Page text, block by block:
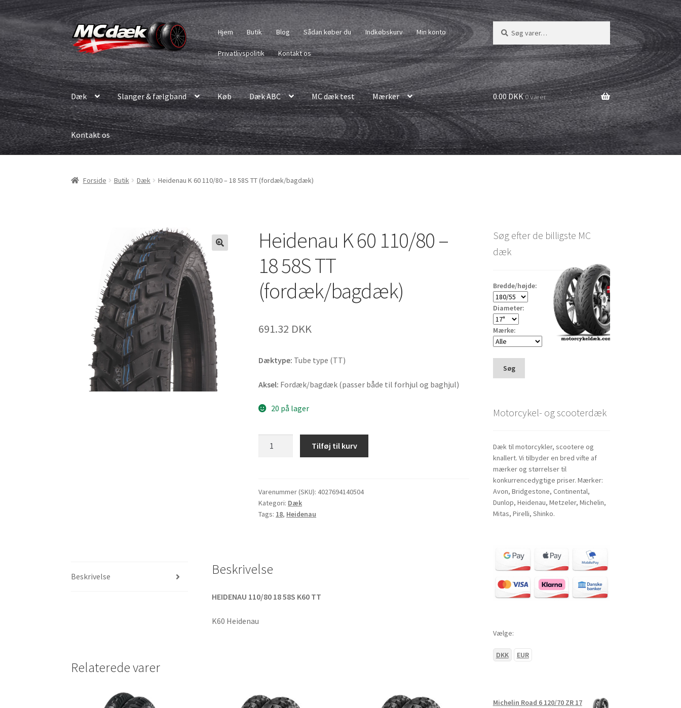
Spring
til
navigation
Spring
til
indhold
Hjem Butik Blog Sådan køber du Indkøbskurv Min konto
Privatlivspolitik Kontakt os
Søg
efter:
Søg
Dæk Slanger & fælgband Køb Dæk ABC MC dæk test Mærker
Kontakt os
0.00 DKK0 varer
Forside Butik Dæk Heidenau K 60 110/80 – 18 58S TT (fordæk/bagdæk)
Heidenau K 60 110/80 –
18 58S TT
(fordæk/bagdæk)
691.32 DKK
Dæktype: Tube type (TT)
Aksel: Fordæk/bagdæk (passer både til forhjul og baghjul)
20 på lager
-
18
58S
Tilføj til kurv
Varenummer (SKU):4027694140504
Kategori: Dæk
Tags: 18, Heidenau
Beskrivelse Beskrivelse
HEIDENAU 110/80 18 58S K60 TT
K60 Heidenau
Relaterede varer
Søg efter de billigste MC
dæk
Bredde/højde:
Diameter:
Mærke:
Søg
Motorcykel- og scooterdæk
Dæk til motorcykler, scootere og
knallert. Vi tilbyder en bred vifte af
mærker og størrelser til
konkurrencedygtige priser. Mærker:
Avon, Bridgestone, Continental,
Dunlop, Heidenau, Metzeler, Michelin,
Mitas, Pirelli, Shinko.
Vælge:
DKK EUR
Michelin Road 6 120/70 ZR 17